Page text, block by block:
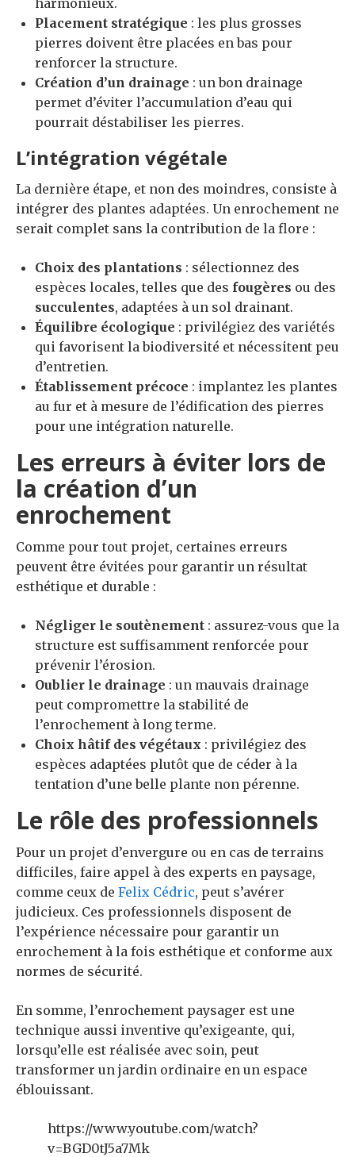
Placement stratégique : les plus grosses
pierres doivent être placées en bas pour
renforcer la structure.
Création d’un drainage : un bon drainage
permet d’éviter l’accumulation d’eau qui
pourrait déstabiliser les pierres.
L’intégration végétale
La dernière étape, et non des moindres, consiste à
intégrer des plantes adaptées. Un enrochement ne
serait complet sans la contribution de la flore :
Choix des plantations : sélectionnez des
espèces locales, telles que des fougères ou des
succulentes, adaptées à un sol drainant.
Équilibre écologique : privilégiez des variétés
qui favorisent la biodiversité et nécessitent peu
d’entretien.
Établissement précoce : implantez les plantes
au fur et à mesure de l’édification des pierres
pour une intégration naturelle.
Les erreurs à éviter lors de
la création d’un
enrochement
Comme pour tout projet, certaines erreurs
peuvent être évitées pour garantir un résultat
esthétique et durable :
Négliger le soutènement : assurez-vous que la
structure est suffisamment renforcée pour
prévenir l’érosion.
Oublier le drainage : un mauvais drainage
peut compromettre la stabilité de
l’enrochement à long terme.
Choix hâtif des végétaux : privilégiez des
espèces adaptées plutôt que de céder à la
tentation d’une belle plante non pérenne.
Le rôle des professionnels
Pour un projet d’envergure ou en cas de terrains
difficiles, faire appel à des experts en paysage,
comme ceux de Felix Cédric, peut s’avérer
judicieux. Ces professionnels disposent de
l’expérience nécessaire pour garantir un
enrochement à la fois esthétique et conforme aux
normes de sécurité.
En somme, l’enrochement paysager est une
technique aussi inventive qu’exigeante, qui,
lorsqu’elle est réalisée avec soin, peut
transformer un jardin ordinaire en un espace
éblouissant.
https://www.youtube.com/watch?
v=BGD0tJ5a7Mk